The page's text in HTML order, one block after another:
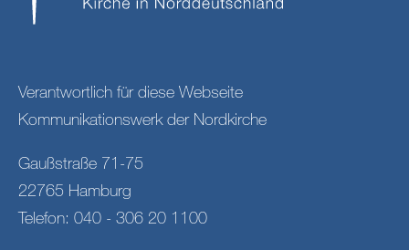
Verantwortlich für diese Webseite
Kommunikationswerk der Nordkirche
Gaußstraße 71-75
22765 Hamburg
Telefon: 040 - 306 20 1100